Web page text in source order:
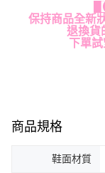
保持商品全新
退換貨
下單
商品規格
鞋面材質